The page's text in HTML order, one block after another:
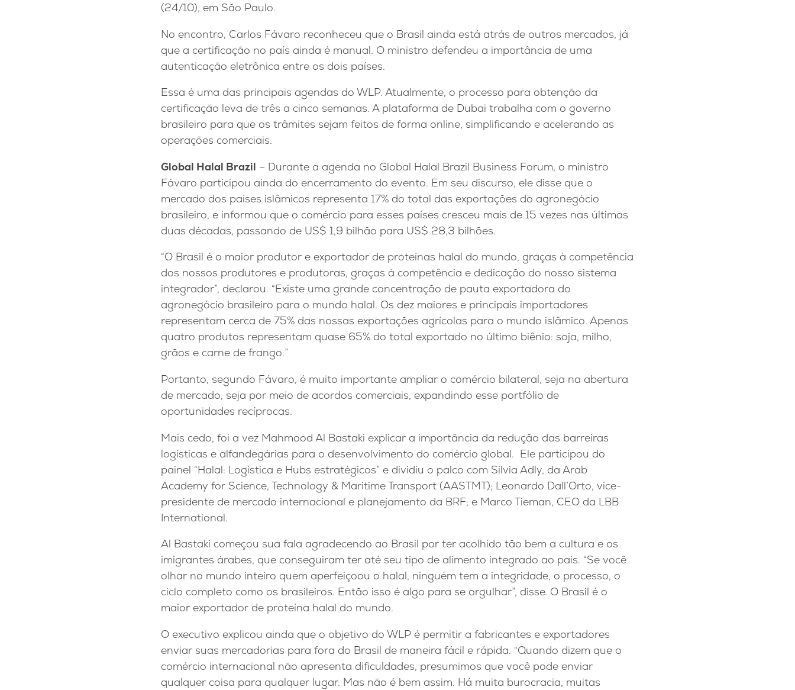
(24/10), em São Paulo.
No encontro, Carlos Fávaro reconheceu que o Brasil ainda está atrás de outros mercados, já
que a certificação no país ainda é manual. O ministro defendeu a importância de uma
autenticação eletrônica entre os dois países.
Essa é uma das principais agendas do WLP. Atualmente, o processo para obtenção da
certificação leva de três a cinco semanas. A plataforma de Dubai trabalha com o governo
brasileiro para que os trâmites sejam feitos de forma online, simplificando e acelerando as
operações comerciais.
Global Halal Brazil – Durante a agenda no Global Halal Brazil Business Forum, o ministro
Fávaro participou ainda do encerramento do evento. Em seu discurso, ele disse que o
mercado dos países islâmicos representa 17% do total das exportações do agronegócio
brasileiro, e informou que o comércio para esses países cresceu mais de 15 vezes nas últimas
duas décadas, passando de US$ 1,9 bilhão para US$ 28,3 bilhões.
“O Brasil é o maior produtor e exportador de proteínas halal do mundo, graças à competência
dos nossos produtores e produtoras, graças à competência e dedicação do nosso sistema
integrador”, declarou. “Existe uma grande concentração de pauta exportadora do
agronegócio brasileiro para o mundo halal. Os dez maiores e principais importadores
representam cerca de 75% das nossas exportações agrícolas para o mundo islâmico. Apenas
quatro produtos representam quase 65% do total exportado no último biênio: soja, milho,
grãos e carne de frango.”
Portanto, segundo Fávaro, é muito importante ampliar o comércio bilateral, seja na abertura
de mercado, seja por meio de acordos comerciais, expandindo esse portfólio de
oportunidades recíprocas.
Mais cedo, foi a vez Mahmood Al Bastaki explicar a importância da redução das barreiras
logísticas e alfandegárias para o desenvolvimento do comércio global. Ele participou do
painel “Halal: Logística e Hubs estratégicos” e dividiu o palco com Silvia Adly, da Arab
Academy for Science, Technology & Maritime Transport (AASTMT); Leonardo Dall’Orto, vice-
presidente de mercado internacional e planejamento da BRF; e Marco Tieman, CEO da LBB
International.
Al Bastaki começou sua fala agradecendo ao Brasil por ter acolhido tão bem a cultura e os
imigrantes árabes, que conseguiram ter até seu tipo de alimento integrado ao país. “Se você
olhar no mundo inteiro quem aperfeiçoou o halal, ninguém tem a integridade, o processo, o
ciclo completo como os brasileiros. Então isso é algo para se orgulhar”, disse. O Brasil é o
maior exportador de proteína halal do mundo.
O executivo explicou ainda que o objetivo do WLP é permitir a fabricantes e exportadores
enviar suas mercadorias para fora do Brasil de maneira fácil e rápida. “Quando dizem que o
comércio internacional não apresenta dificuldades, presumimos que você pode enviar
qualquer coisa para qualquer lugar. Mas não é bem assim. Há muita burocracia, muitas